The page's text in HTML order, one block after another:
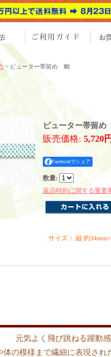
> ピューター帯留め 鯛
ピューター帯留
販売価格: 5,720
Facebookでシェア
数量:
返品特約に関する重要
サイズ： 縦 約
元気よく飛び跳ねる躍動
体の模様まで繊細に表現され